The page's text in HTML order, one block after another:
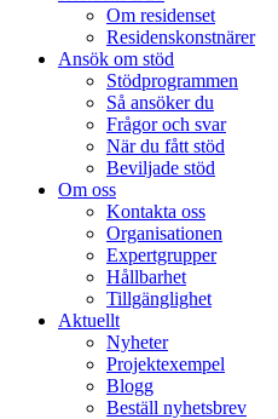
Om residenset
Residenskonstnärer
Ansök om stöd
Stödprogrammen
Så ansöker du
Frågor och svar
När du fått stöd
Beviljade stöd
Om oss
Kontakta oss
Organisationen
Expertgrupper
Hållbarhet
Tillgänglighet
Aktuellt
Nyheter
Projektexempel
Blogg
Beställ nyhetsbrev